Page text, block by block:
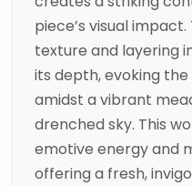
piece’s visual
texture and layering
its depth, evoking
amidst a vibrant
drenched sky. This
emotive energy and
offering a fresh,